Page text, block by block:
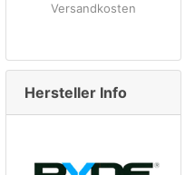
Versandkosten
Inkl 19%
Hersteller Info